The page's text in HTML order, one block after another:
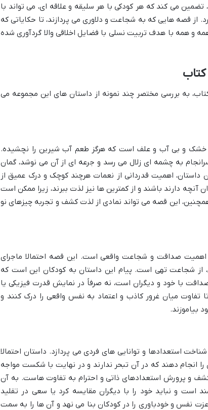
تضمین می کند که هر کودکی با هر سلیقه و علاقه ای، می تواند با
از قصه هایی که به شجاعت و دلاوری می پردازند، تا حکایاتی که
و همه با هدف تربیت نسلی با فضایل اخلاقی والا گردآوری شده
به بررسی مختصر چند نمونه از داستان های این مجموعه می
خشک و بی آب و علف است که هرگز طعم آب شیرین را نچشیده.
به چشمه ای زلال می رسد و جرعه ای از آن می نوشد، گمان
اهمیت قدردانی از نعمات هرچند کوچک و درک عمیق از
دارند باشند و از کمترین ها نیز لذت ببرند، زیرا ممکن است
این قصه می تواند نمادی از لذت کشف و تجربه چیزهای نو
اهمیت صداقت و شجاعت واقعی است. این قصه احتمالا ماجرای
از شجاعت تهی است. پیام این داستان به کودکان این است که
با خود و دیگران است، نه صرفاً در نمایش قدرت فیزیکی یا
میان غرور کاذب و اعتماد به نفس واقعی را درک کنند و
بیاموزند.
استعدادها و توانایی های فردی می پردازد. داستان احتمالا
انجام دهند که در آن تبحر ندارند و در نهایت با شکست مواجه
و پرورش استعدادهای ذاتی و احترام به تفاوت هاست. به آن
است و نباید خود را با دیگران مقایسه کرد یا سعی در تقلید
نفس و خودباوری را در کودکان بنا می نهد و آن ها را به سمت